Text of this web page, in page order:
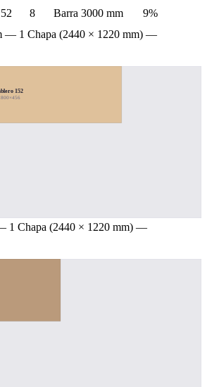
52 8 Barra 3000 mm
9%
— 1 Chapa (2440 × 1220 mm) —
152
1 Chapa (2440 × 1220 mm) —